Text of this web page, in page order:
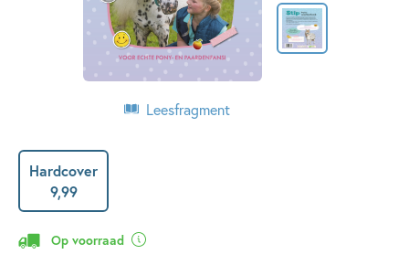
Leesfragment
Hardcover
9,99
Op voorraad